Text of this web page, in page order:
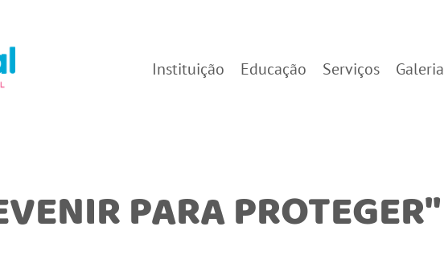
Instituição Educação Serviços Galeria
PARA PROTEGER"